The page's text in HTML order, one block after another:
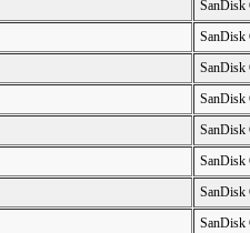
SanDisk
SanDisk
SanDisk
SanDisk
SanDisk
SanDisk
SanDisk
SanDisk